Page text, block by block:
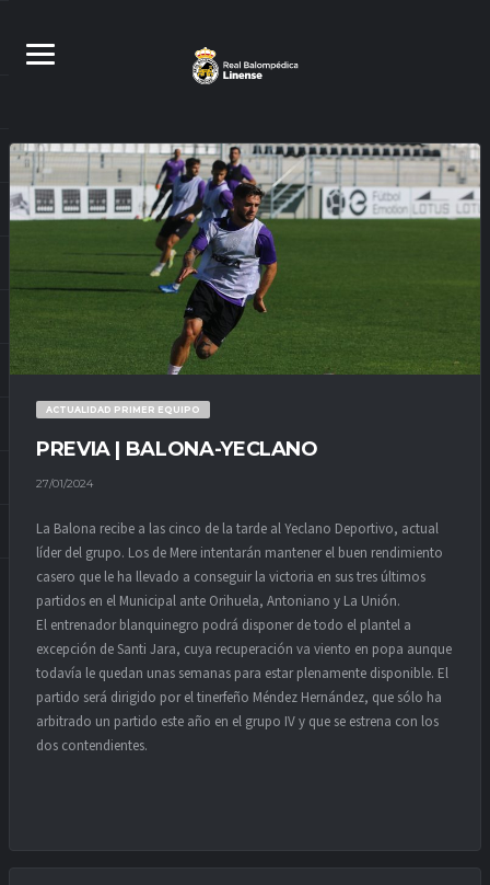
ACTUALIDAD PRIMER EQUIPO
PREVIA | BALONA-YECLANO
27/01/2024
La Balona recibe a las cinco de la tarde al Yeclano Deportivo, actual
líder del grupo. Los de Mere intentarán mantener el buen rendimiento
casero que le ha llevado a conseguir la victoria en sus tres últimos
partidos en el Municipal ante Orihuela, Antoniano y La Unión.
El entrenador blanquinegro podrá disponer de todo el plantel a
excepción de Santi Jara, cuya recuperación va viento en popa aunque
todavía le quedan unas semanas para estar plenamente disponible. El
partido será dirigido por el tinerfeño Méndez Hernández, que sólo ha
arbitrado un partido este año en el grupo IV y que se estrena con los
dos contendientes.